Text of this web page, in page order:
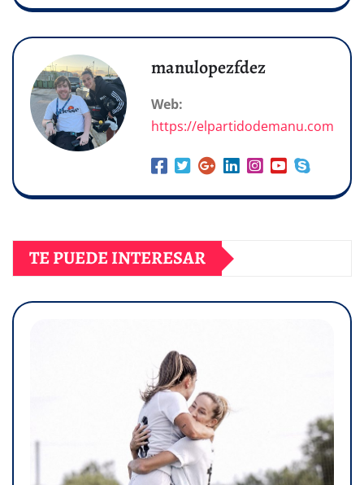
manulopezfdez
Web:
https://elpartidodemanu.com
TE PUEDE INTERESAR